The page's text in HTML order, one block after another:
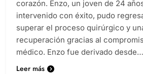
corazón. Enzo, un joven de 24
intervenido con éxito, pudo
superar el proceso quirúrgico y
recuperación gracias al
médico. Enzo fue derivado desde…
Leer más